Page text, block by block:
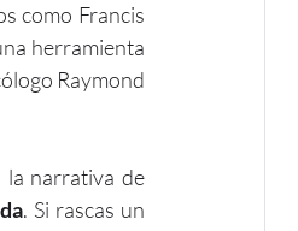
como Francis
herramienta
Raymond
la narrativa de
. Si rascas un